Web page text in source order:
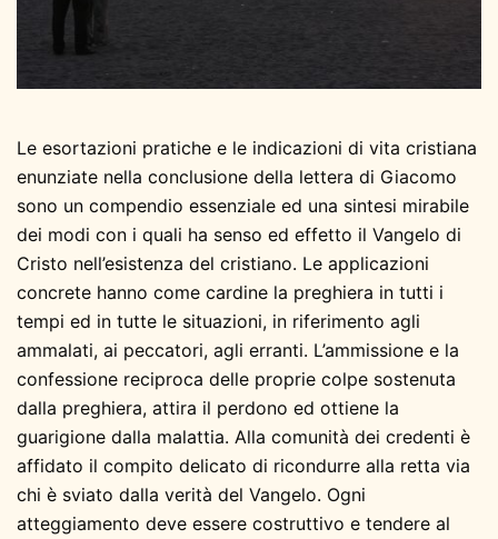
Le esortazioni pratiche e le indicazioni di vita cristiana
enunziate nella conclusione della lettera di Giacomo
sono un compendio essenziale ed una sintesi mirabile
dei modi con i quali ha senso ed effetto il Vangelo di
Cristo nell’esistenza del cristiano. Le applicazioni
concrete hanno come cardine la preghiera in tutti i
tempi ed in tutte le situazioni, in riferimento agli
ammalati, ai peccatori, agli erranti. L’ammissione e la
confessione reciproca delle proprie colpe sostenuta
dalla preghiera, attira il perdono ed ottiene la
guarigione dalla malattia. Alla comunità dei credenti è
affidato il compito delicato di ricondurre alla retta via
chi è sviato dalla verità del Vangelo. Ogni
atteggiamento deve essere costruttivo e tendere al